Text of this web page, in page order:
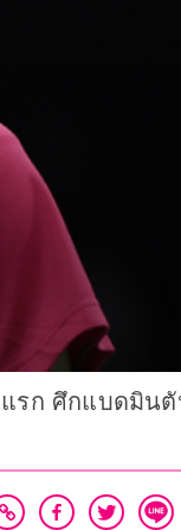
แรก ศึกแบดมิน